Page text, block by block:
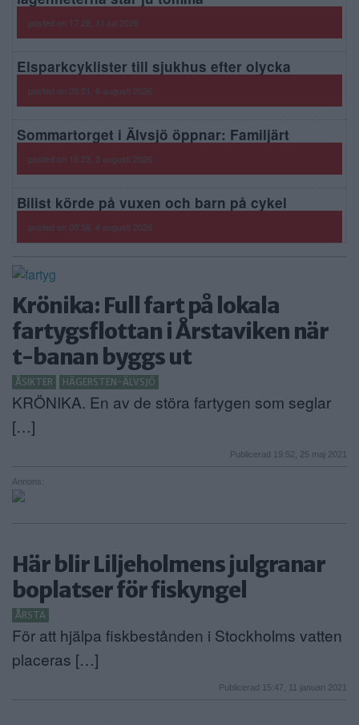
posted on 17:28, 11 juli 2026
Elsparkcyklister till sjukhus efter olycka
posted on 09:51, 6 augusti 2026
Sommartorget i Älvsjö öppnar: Familjärt
posted on 16:23, 3 augusti 2026
Bilist körde på vuxen och barn på cykel
posted on 08:58, 4 augusti 2026
Krönika: Full fart på lokala
fartygsflottan i Årstaviken när
t-banan byggs ut
ÅSIKTER HÄGERSTEN-ÄLVSJÖ
KRÖNIKA. En av de störa fartygen som seglar
[…]
Publicerad 19:52, 25 maj 2021
Annons:
Här blir Liljeholmens julgranar
boplatser för fiskyngel
ÅRSTA
För att hjälpa fiskbestånden i Stockholms vatten
placeras […]
Publicerad 15:47, 11 januari 2021